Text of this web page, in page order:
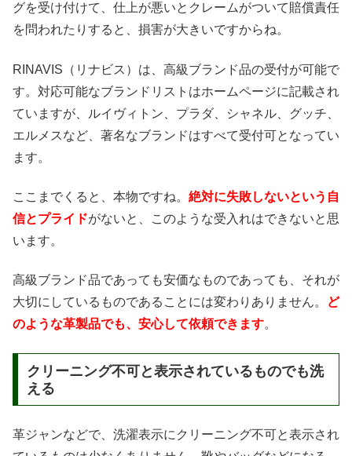
グを受け付けて、仕上が悪いとクレームがついて賠償責任
を問われたりすると、損害が大きいですからね。
RINAVIS（リナビス）は、高級ブランド品の受付が可能で
す。対応可能なブランドリストはホームページに記載され
ていますが、ルイヴィトン、プラダ、シャネル、グッチ、
エルメスなど、著名なブランドはすべて受付可となってい
ます。
ここまでくると、本物ですね。 絶対に失敗しないという自
信とプライドがないと、このような受入れはできないと思
います。
高級ブランド品であっても安価なものであっても、それが
大切にしているものであることには変わりありません。
ど
のような革製品でも、安心して依頼できます。
クリーニング不可と表示されているものでも洗
える
革ジャンなどで、洗濯表示にクリーニング不可と表示され